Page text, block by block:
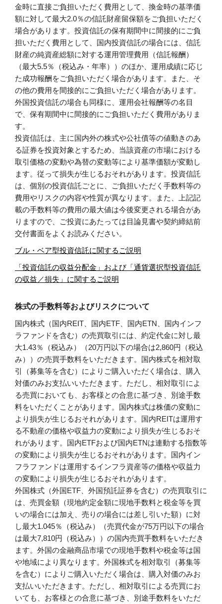
金時に直接ご負担いただく費用として、換金時の基準価
額に対して最大2.0％の信託財産留保額をご負担いただく
場合があります。投資信託の保有期間中に間接的にご負
担いただく費用として、国内投資信託の場合には、信託
財産の純資産総額に対する運用管理費用（信託報酬）
（最大5.5％（税込み・年率））のほか、運用成績に応じ
た成功報酬をご負担いただく場合があります。また、そ
の他の費用を間接的にご負担いただく場合があります。
外国投資信託の場合も同様に、運用会社報酬等の名目
で、保有期間中に間接的にご負担いただく費用がありま
す。
投資信託は、主に国内外の株式や公社債等の値動きのあ
る証券を投資対象とするため、当該資産の市場における
取引価格の変動や為替の変動等により基準価額が変動し
ます。従って損失が生じるおそれがあります。投資信託
は、個別の投資信託ごとに、ご負担いただく手数料等の
費用やリスクの内容や性質が異なります。また、上記記
載の手数料等の費用の最大値は今後変更される場合があ
りますので、ご投資にあたっては目論見書や契約締結前
交付書面をよくお読みください。
ブル・ベア型投資信託に関するご説明
「投資信託の収益分配金」および「通貨選択型投資信託
の収益／損失」に関するご説明
株式の手数料等およびリスクについて
国内株式（国内REIT、国内ETF、国内ETN、国内インフ
ラファンドを含む）の売買取引には、約定代金に対し最
大1.43％（税込み）（20万円以下の場合は2,860円（税込
み））の売買手数料をいただきます。国内株式を相対取
引（募集等を含む）によりご購入いただく場合は、購入
対価のみお支払いいただきます。ただし、相対取引によ
る売買においても、お客様との合意に基づき、別途手数
料をいただくことがあります。国内株式は株価の変動に
より損失が生じるおそれがあります。国内REITは運用す
る不動産の価格や収益力の変動により損失が生じるおそ
れがあります。国内ETFおよび国内ETNは連動する指数等
の変動により損失が生じるおそれがあります。国内イン
フラファンドは運用するインフラ資産等の価格や収益力
の変動により損失が生じるおそれがあります。
外国株式（外国ETF、外国預託証券を含む）の売買取引に
は、売買金額（現地約定金額に現地手数料と税金等を買
いの場合には加え、売りの場合には差し引いた額）に対
し最大1.045％（税込み）（売買代金が75万円以下の場合
は最大7,810円（税込み））の国内売買手数料をいただき
ます。外国の金融商品市場での現地手数料や税金等は国
や地域により異なります。外国株式を相対取引（募集等
を含む）によりご購入いただく場合は、購入対価のみお
支払いいただきます。ただし、相対取引による売買にお
いても、お客様との合意に基づき、別途手数料をいただ